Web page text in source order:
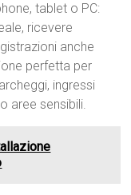
tablet o PC:
ricevere
anche
perfetta per
ingressi
aree sensibili.